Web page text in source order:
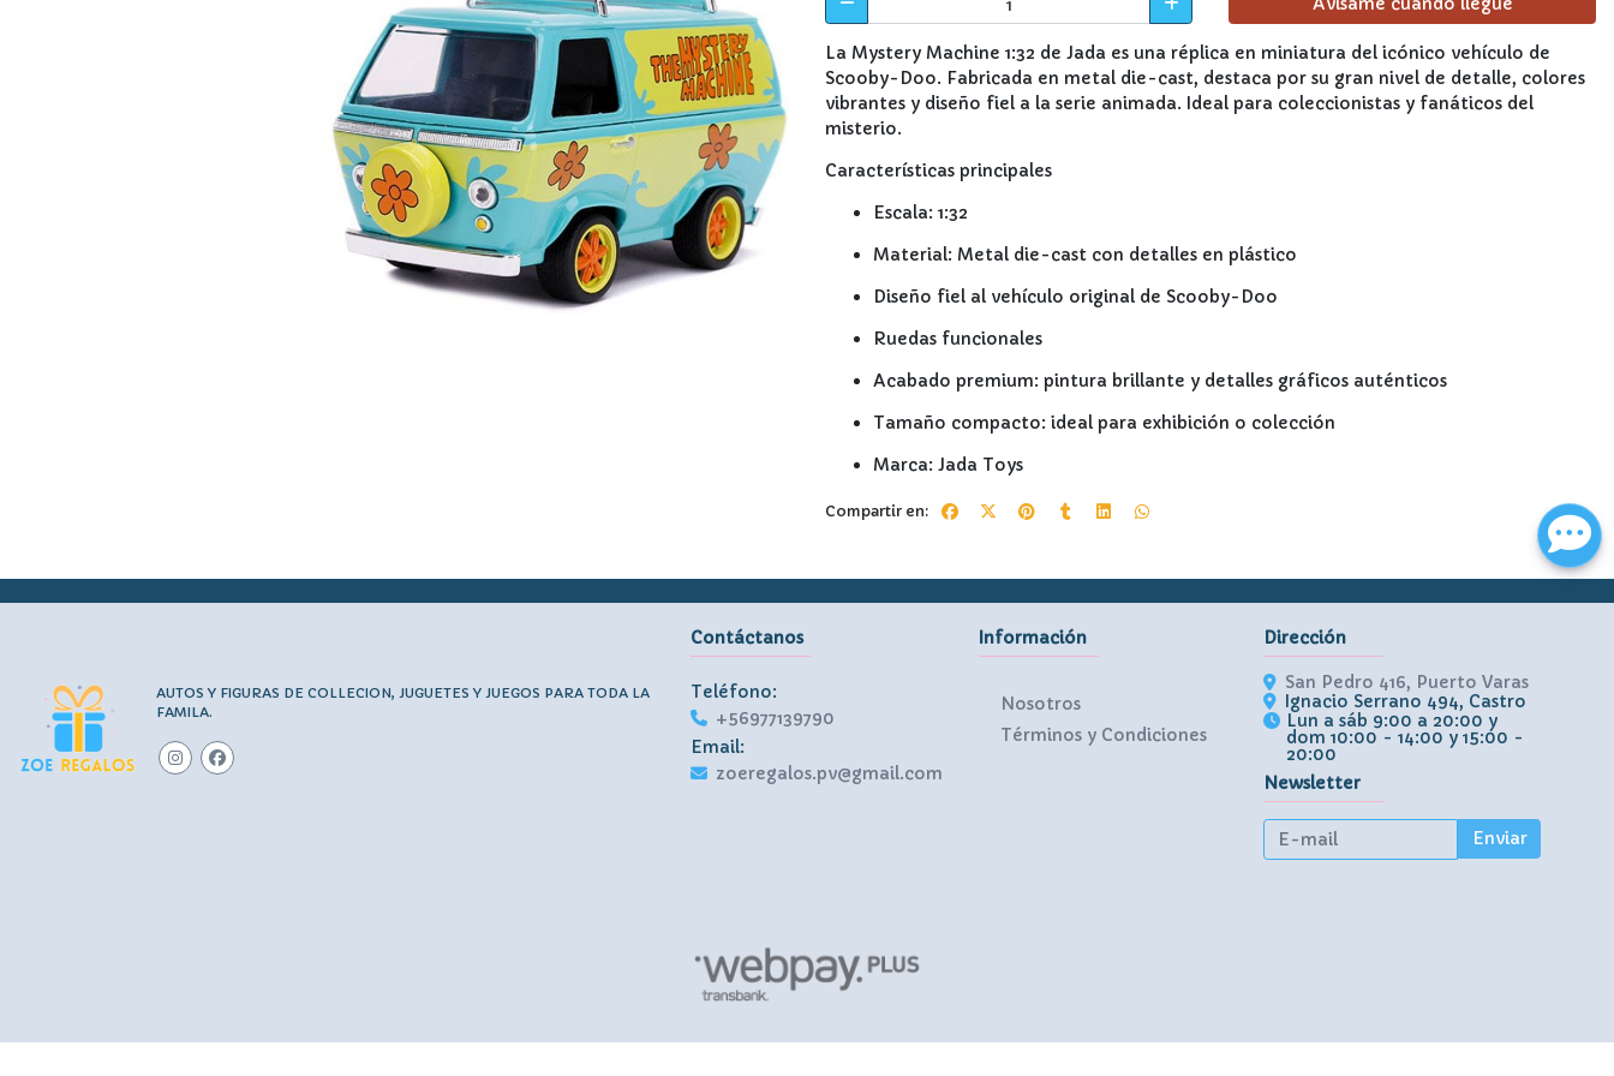
La Mystery Machine 1:32 de Jada es una réplica en miniatura del icónico vehículo de
Scooby-Doo. Fabricada en metal die-cast, destaca por su gran nivel de detalle, colores
vibrantes y diseño fiel a la serie animada. Ideal para coleccionistas y fanáticos del
misterio.
Características principales
Escala: 1:32
Material: Metal die-cast con detalles en plástico
Diseño fiel al vehículo original de Scooby-Doo
Ruedas funcionales
Acabado premium: pintura brillante y detalles gráficos auténticos
Tamaño compacto: ideal para exhibición o colección
Marca: Jada Toys
Compartir en:
Contáctanos
Teléfono:
+56977139790
Email:
zoeregalos.pv@gmail.com
Información
Nosotros
Términos y Condiciones
Dirección
San Pedro 416, Puerto Varas
Ignacio Serrano 494, Castro
Lun a sáb 9:00 a 20:00 y
dom 10:00 - 14:00 y 15:00 -
20:00
Newsletter
Enviar
AUTOS Y FIGURAS DE COLLECION, JUGUETES Y JUEGOS PARA TODA LA
FAMILA.